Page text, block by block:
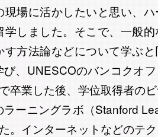
現場に活かしたいと思い、
学しました。そこで、一般
す方法論などについて学ぶ
、UNESCOのバンコクオ
卒業した後、学位取得者の
ラーニングラボ（Stanford
。インターネットなどのテ